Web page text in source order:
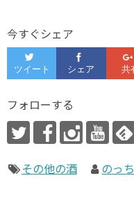
今すぐシェア
フォローする
その他の酒 のっち